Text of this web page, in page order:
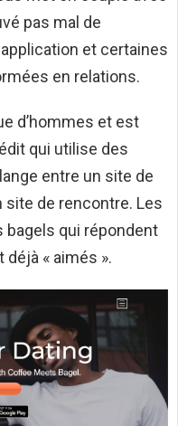
pas mal de
et certaines
en relations.
d’hommes et est
qui utilise des
entre un site de
de rencontre. Les
qui répondent
« aimés ».